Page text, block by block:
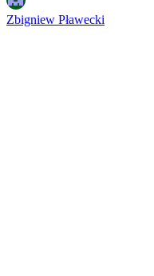
Zbigniew Pławecki